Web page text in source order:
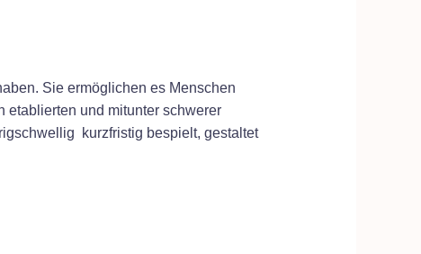
Sie ermöglichen es Menschen
und mitunter schwerer
kurzfristig bespielt, gestaltet